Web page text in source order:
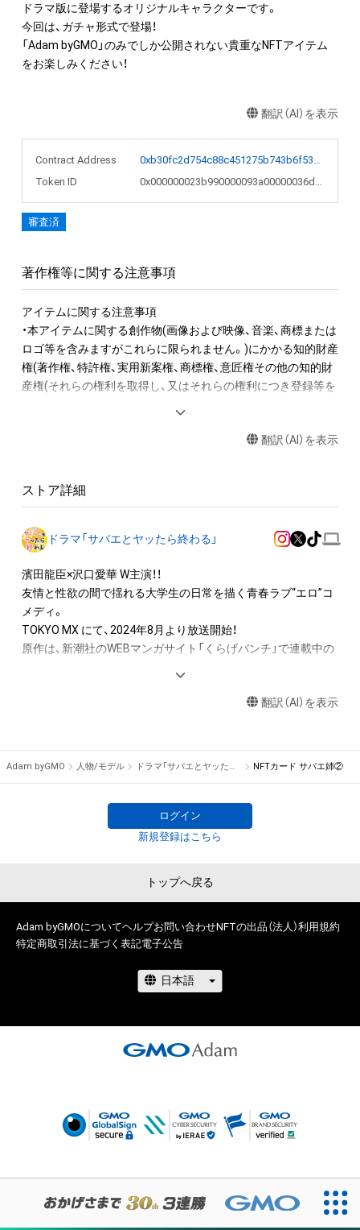
ドラマ版に登場するオリジナルキャラクターです。
今回は、ガチャ形式で登場！
「Adam byGMO」のみでしか公開されない貴重なNFTアイテム
をお楽しみください！
翻訳（AI）を表示
Contract Address
Token ID
審査済
著作権等に関する注意事項
アイテムに関する注意事項
・本アイテムに関する創作物(画像および映像、音楽、商標または
ロゴ等を含みますがこれらに限られません。)にかかる知的財産
権(著作権、特許権、実用新案権、商標権、意匠権その他の知的財
産権(それらの権利を取得し、又はそれらの権利につき登録等を
けている者によって保護されています。そのため、本アイテム
・本アイテムの著作権を有する方、著作隣接権の権利者またはそ
アイテムの保有者が有する権利」の範囲を超えた行為、知的財産
権を侵害するおそれのある行為(改変、公開、配布、逆コンパイ
ル、リバースエンジニアリングを含みますが、これに限定されま
せん。)を行うことはできません。
・本アイテムに関する創作物の利用については、公序良俗や法令
に反する利用またはその恐れのある利用など、作成者が不適切
であると判断した場合、利用をお断りさせていただきます。
保有者、その他第三者が損害を被った場合、その損害がいかなる
原因で発生したものであっても、本アイテムの著作権を有する
翻訳（AI）を表示
ストア詳細
ドラマ「サバエとヤッたら終わる」
濱田龍臣×沢口愛華 W主演！！
友情と性欲の間で揺れる大学生の日常を描く青春ラブ“エロ”コ
メディ。
TOKYO MX にて、2024年8月より放送開始！
原作は、新潮社のWEBマンガサイト「くらげバンチ」で連載中の
翻訳（AI）を表示
Adam byGMO 人物/モデル ドラマ「サバエとヤッたら終わる」 NFTカード サバエ姉②
ログイン
新規登録はこちら
トップへ戻る
Adam byGMOについてヘルプお問い合わせNFTの出品（法人）利用規約
特定商取引法に基づく表記電子公告